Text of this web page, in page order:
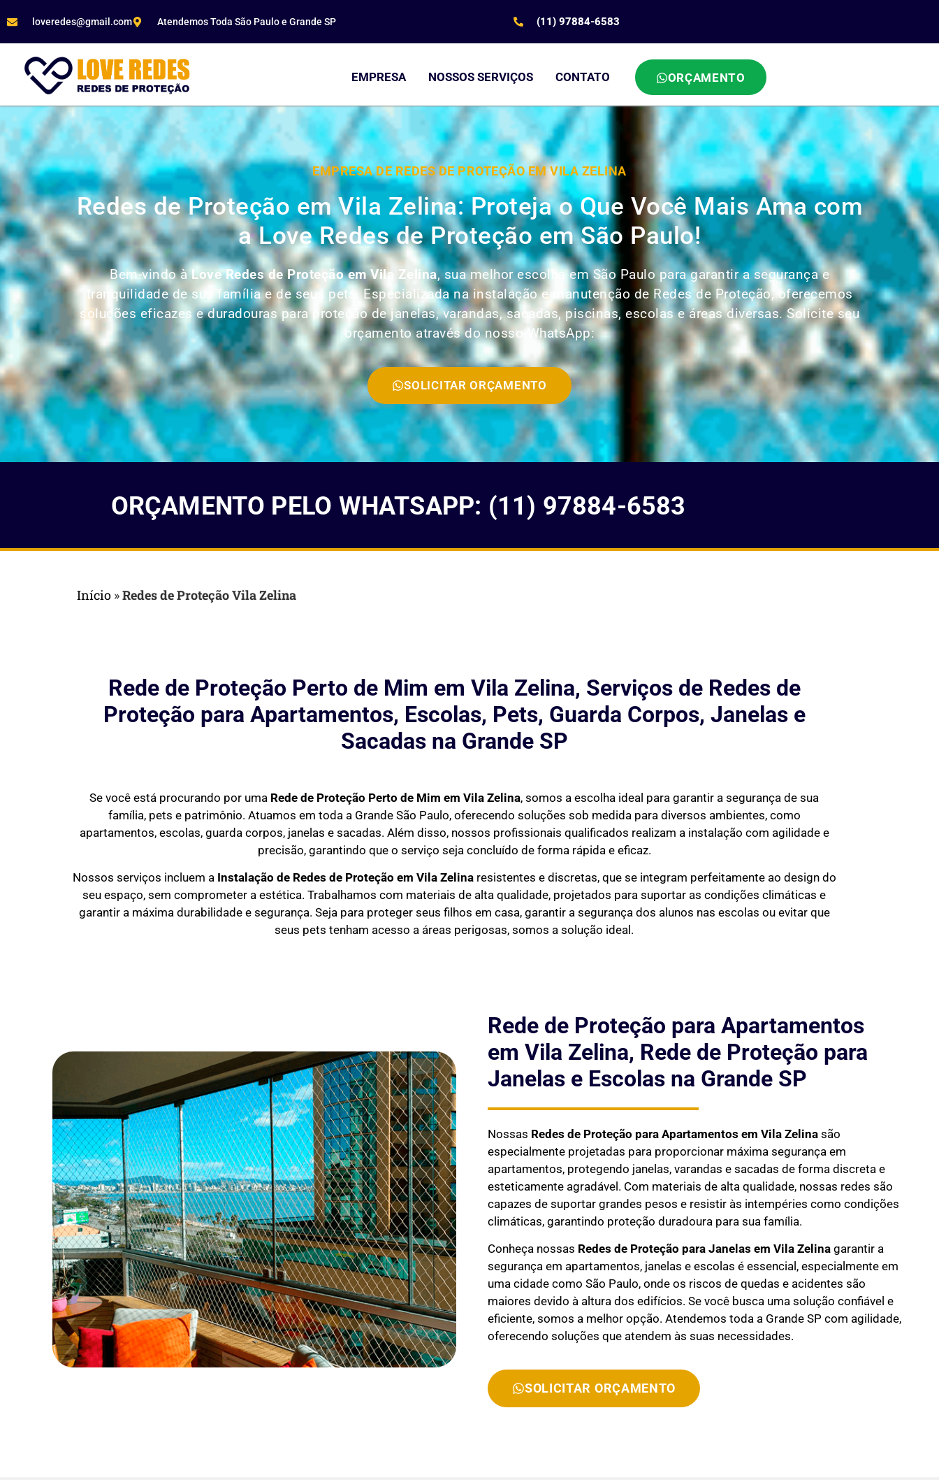
loveredes@gmail.com Atendemos Toda São Paulo e Grande SP (11) 97884-6583
EMPRESA NOSSOS SERVIÇOS CONTATO ORÇAMENTO
EMPRESA DE REDES DE PROTEÇÃO EM VILA ZELINA
Redes de Proteção em Vila Zelina: Proteja o Que Você Mais Ama com
a Love Redes de Proteção em São Paulo!
Bem-vindo àLove Redes de Proteção em Vila Zelina, sua melhor escolha em São Paulo para garantir a segurança e
tranquilidade de sua família e de seus pets. Especializada na instalação e manutenção de Redes de Proteção, oferecemos
soluções eficazes e duradouras para proteção de janelas, varandas, sacadas, piscinas, escolas e áreas diversas. Solicite seu
orçamento através do nosso WhatsApp:
SOLICITAR ORÇAMENTO
ORÇAMENTO PELO WHATSAPP: (11) 97884-6583
Início »Redes de Proteção Vila Zelina
Rede de Proteção Perto de Mim em Vila Zelina, Serviços de Redes de
Proteção para Apartamentos, Escolas, Pets, Guarda Corpos, Janelas e
Sacadas na Grande SP
Se você está procurando por uma Rede de Proteção Perto de Mim em Vila Zelina, somos a escolha ideal para garantir a segurança de sua
família, pets e patrimônio. Atuamos em toda a Grande São Paulo, oferecendo soluções sob medida para diversos ambientes, como
apartamentos, escolas, guarda corpos, janelas e sacadas. Além disso, nossos profissionais qualificados realizam a instalação com agilidade e
precisão, garantindo que o serviço seja concluído de forma rápida e eficaz.
Nossos serviços incluem a Instalação de Redes de Proteção em Vila Zelinaresistentes e discretas, que se integram perfeitamente ao design do
seu espaço, sem comprometer a estética. Trabalhamos com materiais de alta qualidade, projetados para suportar as condições climáticas e
garantir a máxima durabilidade e segurança. Seja para proteger seus filhos em casa, garantir a segurança dos alunos nas escolas ou evitar que
seus pets tenham acesso a áreas perigosas, somos a solução ideal.
Rede de Proteção para Apartamentos
em Vila Zelina, Rede de Proteção para
Janelas e Escolas na Grande SP
Nossas Redes de Proteção para Apartamentos em Vila Zelinasão
especialmente projetadas para proporcionar máxima segurança em
apartamentos, protegendo janelas, varandas e sacadas de forma discreta e
esteticamente agradável. Com materiais de alta qualidade, nossas redes são
capazes de suportar grandes pesos e resistir às intempéries como condições
climáticas, garantindo proteção duradoura para sua família.
Conheça nossas Redes de Proteção para Janelas em Vila Zelinagarantir a
segurança em apartamentos, janelas e escolas é essencial, especialmente em
uma cidade como São Paulo, onde os riscos de quedas e acidentes são
maiores devido à altura dos edifícios. Se você busca uma solução confiável e
eficiente, somos a melhor opção. Atendemos toda a Grande SP com agilidade,
oferecendo soluções que atendem às suas necessidades.
SOLICITAR ORÇAMENTO